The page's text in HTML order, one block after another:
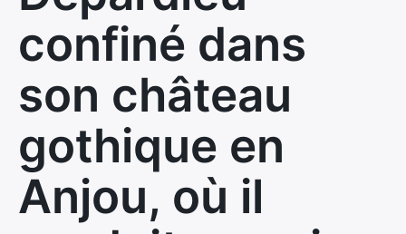
confiné dans
son château
gothique en
Anjou, où il